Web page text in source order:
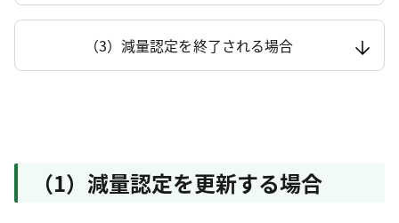
（3）減量認定を終了される場合
（1）減量認定を更新する場合